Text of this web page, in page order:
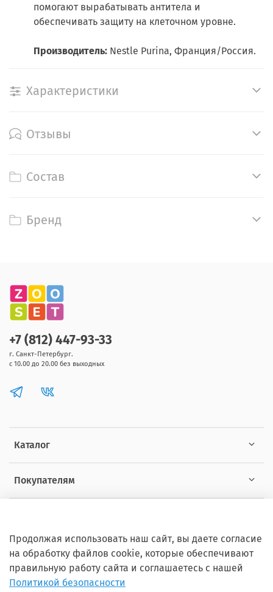
помогают вырабатывать антитела и
обеспечивать защиту на клеточном уровне.
Производитель: Nestle Purina, Франция/Россия.
Характеристики
Отзывы
Состав
Бренд
Каталог
Покупателям
+7 (812) 447-93-33
г. Санкт-Петербург.
с 10.00 до 20.00 без выходных
Продолжая использовать наш сайт, вы даете согласие
на обработку файлов cookie, которые обеспечивают
правильную работу сайта и соглашаетесь с нашей
Политикой безопасности